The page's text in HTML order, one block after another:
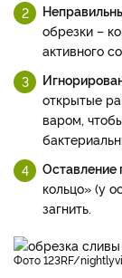
обрезки –
активного
открытые
варом,
Оставление
кольцо» (у
загнить.
фото 123RF/